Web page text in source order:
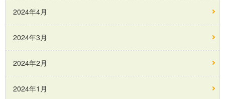
2024年4月
2024年3月
2024年2月
2024年1月